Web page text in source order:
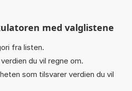
med valglistene
fra listen.
du vil regne om.
som tilsvarer verdien du vil